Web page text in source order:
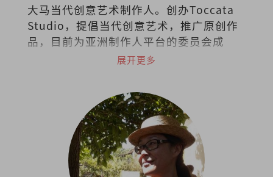
大马当代创意艺术制作人。创办Toccata
Studio，提倡当代创意艺术，推广原创作
品，目前为亚洲制作人平台的委员会成
员。2019年获澳洲国家艺术委员会挑选为
展开更多